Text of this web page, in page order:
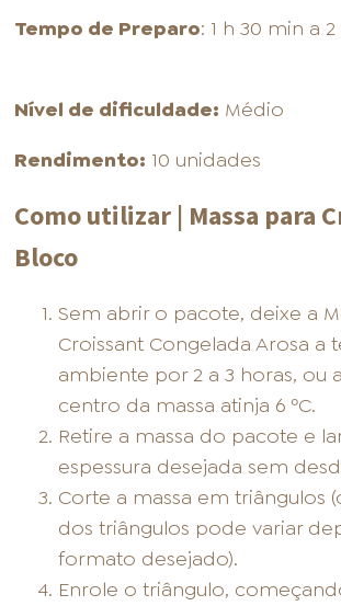
Tempo de Preparo: 1 h 30 min
Nível de dificuldade: Médio
Rendimento: 10 unidades
Como utilizar | Massa para
Bloco
Sem abrir o pacote, deixe a
Croissant Congelada Arosa a
ambiente por 2 a 3 horas, ou
centro da massa atinja 6 ºC.
Retire a massa do pacote e
espessura desejada sem
Corte a massa em triângulos
dos triângulos pode variar
formato desejado).
Enrole o triângulo,